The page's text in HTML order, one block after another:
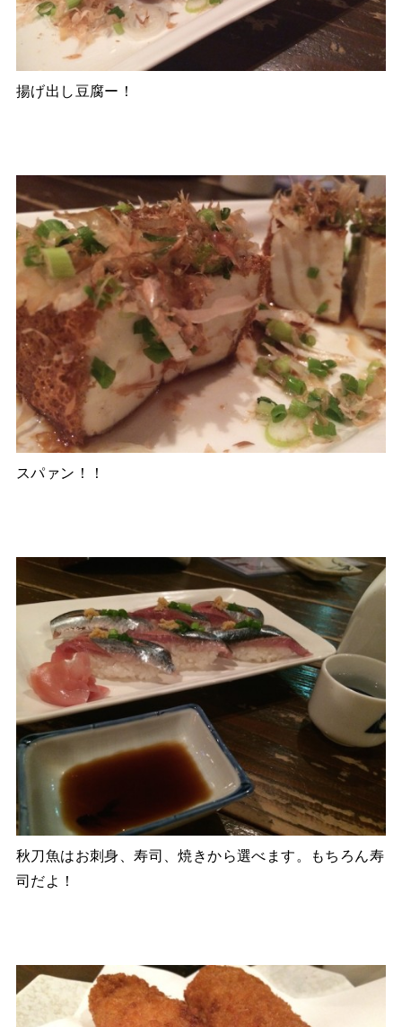
揚げ出し豆腐ー！
スパァン！！
秋刀魚はお刺身、寿司、焼きから選べます。もちろん寿
司だよ！